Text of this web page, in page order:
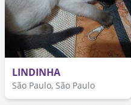
LINDINHA
São Paulo, São Paulo